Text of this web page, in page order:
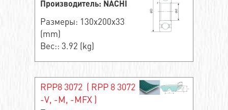
Производитель: NACHI
Размеры: 130x200x33
(mm)
Вес:: 3.92 (kg)
RPP8 3072 ( RPP 8 3072
-V, -M, -MFX )